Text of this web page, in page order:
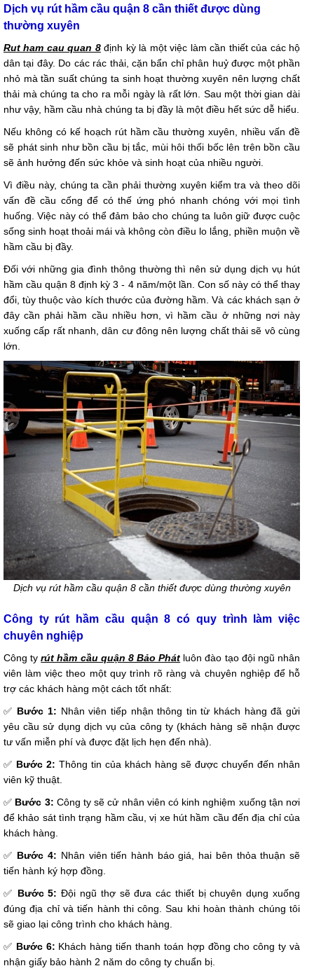
Dịch vụ rút hầm cầu quận 8 cần thiết được dùng
thường xuyên
Rut ham cau quan 8định kỳ là một việc làm cần thiết của các hộ
dân tại đây. Do các rác thải, cặn bẩn chỉ phân huỷ được một phần
nhỏ mà tần suất chúng ta sinh hoạt thường xuyên nên lượng chất
thải mà chúng ta cho ra mỗi ngày là rất lớn. Sau một thời gian dài
như vậy, hầm cầu nhà chúng ta bị đầy là một điều hết sức dễ hiểu.
Nếu không có kế hoạch rút hầm cầu thường xuyên, nhiều vấn đề
sẽ phát sinh như bồn cầu bị tắc, mùi hôi thối bốc lên trên bồn cầu
sẽ ảnh hưởng đến sức khỏe và sinh hoạt của nhiều người.
Vì điều này, chúng ta cần phải thường xuyên kiểm tra và theo dõi
vấn đề cầu cống để có thế ứng phó nhanh chóng với mọi tình
huống. Việc này có thể đảm bảo cho chúng ta luôn giữ được cuộc
sống sinh hoạt thoải mái và không còn điều lo lắng, phiền muộn về
hầm cầu bị đầy.
Đối với những gia đình thông thường thì nên sử dụng dịch vụ hút
hầm cầu quận 8 định kỳ 3 - 4 năm/một lần. Con số này có thể thay
đổi, tùy thuộc vào kích thước của đường hầm. Và các khách sạn ở
đây cần phải hầm cầu nhiều hơn, vì hầm cầu ở những nơi này
xuống cấp rất nhanh, dân cư đông nên lượng chất thải sẽ vô cùng
lớn.
Dịch vụ rút hầm cầu quận 8 cần thiết được dùng thường xuyên
Công ty rút hầm cầu quận 8 có quy trình làm việc
chuyên nghiệp
Công tyrút hầm cầu quận 8 Bảo Phát luôn đào tạo đội ngũ nhân
viên làm việc theo một quy trình rõ ràng và chuyên nghiệp để hỗ
trợ các khách hàng một cách tốt nhất:
✅ Bước 1: Nhân viên tiếp nhận thông tin từ khách hàng đã gửi
yêu cầu sử dụng dịch vụ của công ty (khách hàng sẽ nhận được
tư vấn miễn phí và được đặt lịch hẹn đến nhà).
✅ Bước 2: Thông tin của khách hàng sẽ được chuyển đến nhân
viên kỹ thuật.
✅ Bước 3: Công ty sẽ cử nhân viên có kinh nghiệm xuống tận nơi
để khảo sát tình trạng hầm cầu, vị xe hút hầm cầu đến địa chỉ của
khách hàng.
✅ Bước 4: Nhân viên tiến hành báo giá, hai bên thỏa thuận sẽ
tiến hành ký hợp đồng.
✅ Bước 5: Đội ngũ thợ sẽ đưa các thiết bị chuyên dụng xuống
đúng địa chỉ và tiến hành thi công. Sau khi hoàn thành chúng tôi
sẽ giao lại công trình cho khách hàng.
✅ Bước 6: Khách hàng tiến thanh toán hợp đồng cho công ty và
nhận giấy bảo hành 2 năm do công ty chuẩn bị.